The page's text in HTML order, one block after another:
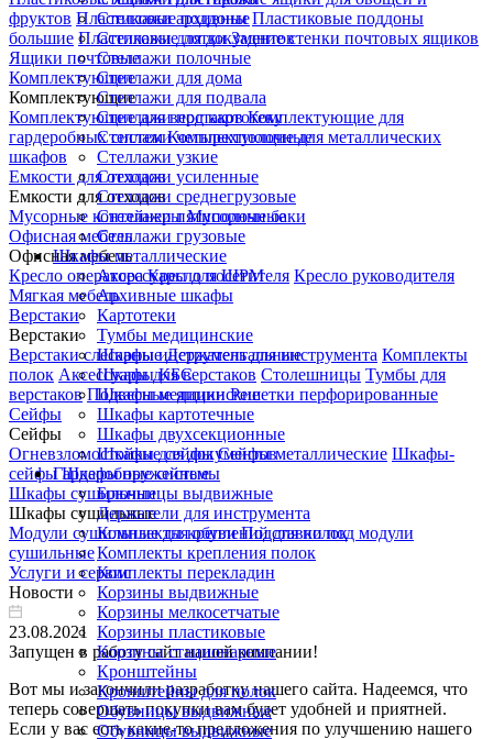
Стеллажи архивные
Стеллажи для документов
Стеллажи полочные
Стеллажи для дома
Стеллажи для подвала
Стеллажи под картотеку
Стеллажи четырехполочные
Стеллажи узкие
Стеллажи усиленные
Стеллажи среднегрузовые
Стеллажи пятиполочные
Стеллажи грузовые
Шкафы металлические
Аксессуары для ШРМ
Архивные шкафы
Картотеки
Тумбы медицинские
Шкафы инструментальные
Шкафы КБС
Шкафы медицинские
Шкафы картотечные
Шкафы двухсекционные
Шкафы для документов
Гардеробные системы
Брючницы выдвижные
Держатели для инструмента
Комплекты креплений для полок
Комплекты крепления полок
Комплекты перекладин
Корзины выдвижные
Корзины мелкосетчатые
Корзины пластиковые
Корзины стационарные
Кронштейны
Кронштейны для полок
Обувницы выдвижные
Обувницы выдвижные
фруктов Пластиковые поддоны Пластиковые поддоны
большие Пластиковые лотки Задние стенки почтовых ящиков
Ящики почтовые
Комплектующие
Комплектующие
Комплектующие для верстаков Комплектующие для
гардеробных систем Комплектующие для металлических
шкафов
Емкости для отходов
Емкости для отходов
Мусорные контейнеры Мусорные баки
Офисная мебель
Офисная мебель
Кресло оператора Кресло посетителя Кресло руководителя
Мягкая мебель
Верстаки
Верстаки
Верстаки слесарные Держатель для инструмента Комплекты
полок Аксессуары для верстаков Столешницы Тумбы для
верстаков Подвесные ящики Решетки перфорированные
Сейфы
Сейфы
Огневзломостойкие сейфы Сейфы металлические Шкафы-
сейфы Шкафы оружейные
Шкафы сушильные
Шкафы сушильные
Модули сушильные для обуви Подставки под модули
сушильные
Услуги и сервис
Новости
23.08.2021
Запущен в работу сайт нашей компании!
Вот мы и закончили разработку нашего сайта. Надеемся, что
теперь совершать покупки вам будет удобней и приятней.
Если у вас есть какие-то предложения по улучшению нашего